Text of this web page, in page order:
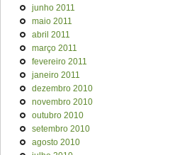
junho 2011
maio 2011
abril 2011
março 2011
fevereiro 2011
janeiro 2011
dezembro 2010
novembro 2010
outubro 2010
setembro 2010
agosto 2010